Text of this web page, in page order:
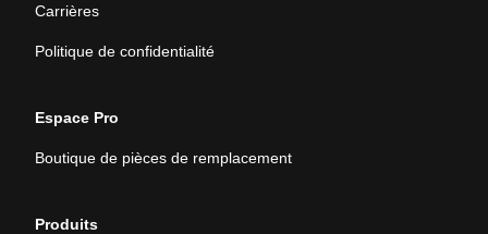
Carrières
Politique de confidentialité
Espace Pro
Boutique de pièces de remplacement
Produits